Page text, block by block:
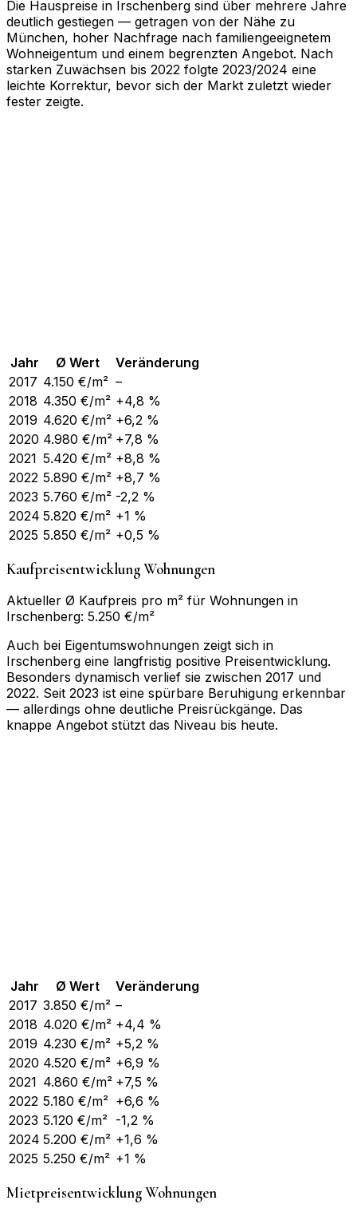
Die Hauspreise in Irschenberg sind über mehrere Jahre
deutlich gestiegen — getragen von der Nähe zu
München, hoher Nachfrage nach familiengeeignetem
Wohneigentum und einem begrenzten Angebot. Nach
starken Zuwächsen bis 2022 folgte 2023/2024 eine
leichte Korrektur, bevor sich der Markt zuletzt wieder
fester zeigte.
Jahr Ø Wert
Veränderung
2017 4.150 €/m² –
2018 4.350 €/m² +4,8 %
2019 4.620 €/m² +6,2 %
2020 4.980 €/m² +7,8 %
2021 5.420 €/m² +8,8 %
2022 5.890 €/m² +8,7 %
2023 5.760 €/m² -2,2 %
2024 5.820 €/m² +1 %
2025 5.850 €/m² +0,5 %
Kaufpreisentwicklung Wohnungen
Aktueller Ø Kaufpreis pro m² für Wohnungen in
Irschenberg: 5.250 €/m²
Auch bei Eigentumswohnungen zeigt sich in
Irschenberg eine langfristig positive Preisentwicklung.
Besonders dynamisch verlief sie zwischen 2017 und
2022. Seit 2023 ist eine spürbare Beruhigung erkennbar
— allerdings ohne deutliche Preisrückgänge. Das
knappe Angebot stützt das Niveau bis heute.
Jahr Ø Wert
Veränderung
2017 3.850 €/m² –
2018 4.020 €/m² +4,4 %
2019 4.230 €/m² +5,2 %
2020 4.520 €/m² +6,9 %
2021 4.860 €/m² +7,5 %
2022 5.180 €/m² +6,6 %
2023 5.120 €/m² -1,2 %
2024 5.200 €/m² +1,6 %
2025 5.250 €/m² +1 %
Mietpreisentwicklung Wohnungen